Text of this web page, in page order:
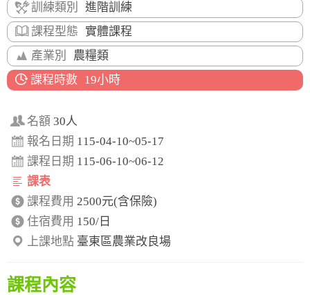
訓練類別
進階訓練
課程型態 實體課程
產業別
農糧類
課程時數 19小時
名額 30人
報名日期 115-04-10~05-17
課程日期 115-06-10~06-12
課表
課程費用 2500元(含保險)
住宿費用 150/日
上課地點 臺東區農業改良場
課程內容